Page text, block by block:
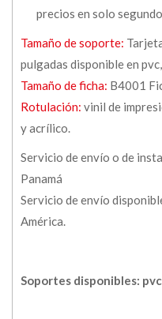
precios en solo
Tamaño de soporte:
pulgadas disponible en
Tamaño de ficha: B4001
Rotulación: vinil de
y acrílico.
Servicio de envío o de
Panamá
Servicio de envío
América.
Soportes disponibles: pvc